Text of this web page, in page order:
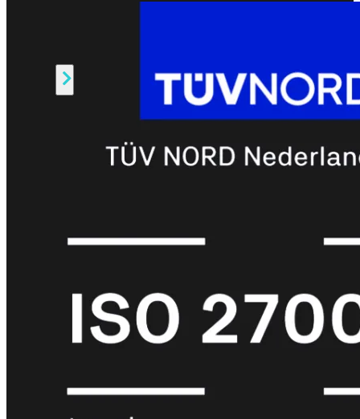
Licenties
bekijken
FortiCare
EssentialsFortiCare
Upgrades
FortiCare
FortiCare